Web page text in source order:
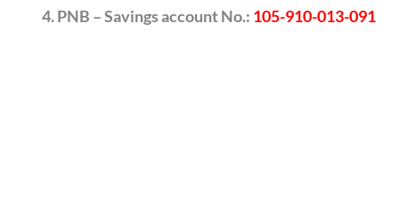
PNB – Savings account No.: 105-910-013-091